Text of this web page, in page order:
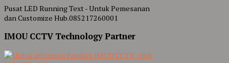
Pusat LED Running Text - Untuk Pemesanan
dan Customize Hub.085217260001
IMOU CCTV Technology Partner